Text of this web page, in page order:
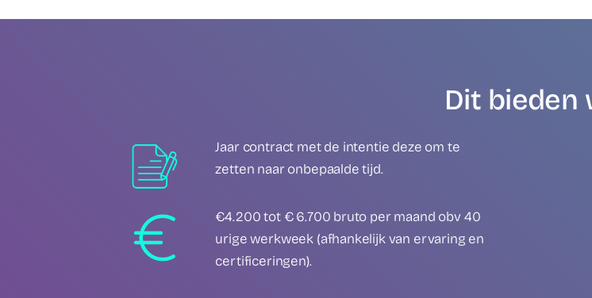
Dit bieden
Jaar contract met de intentie deze om te
zetten naar onbepaalde tijd.
€4.200 tot € 6.700 bruto per maand obv 40
urige werkweek (afhankelijk van ervaring en
certificeringen).